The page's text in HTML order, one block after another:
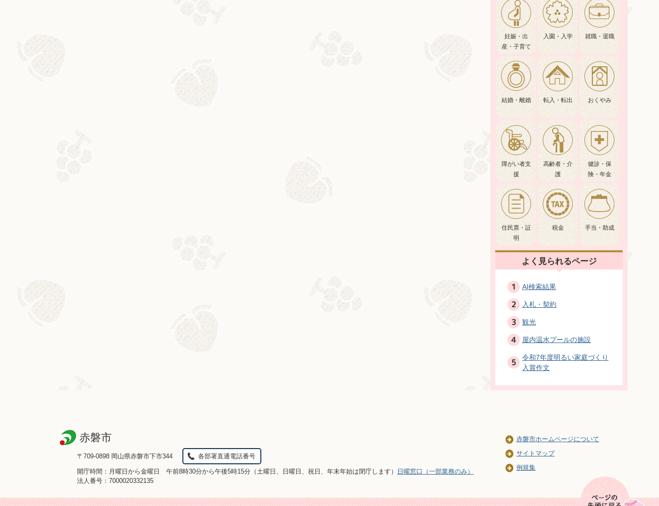
妊娠・出
産・子育て
入園・入学 就職・退職
結婚・離婚 転入・転出 おくやみ
障がい者支
援
高齢者・介
護
健診・保
険・年金
住民票・証
明
税金 手当・助成
よく見られるページ
AI検索結果
入札・契約
観光
屋内温水プールの施設
令和7年度明るい家庭づくり
入賞作文
赤磐市
〒709-0898 岡山県赤磐市下市344 各部署直通電話番号
開庁時間：月曜日から金曜日 午前8時30分から午後5時15分（土曜日、日曜日、祝日、年末年始は閉庁します）
日曜窓口（一部業務のみ）
法人番号：7000020332135
赤磐市ホームページについて
サイトマップ
例規集